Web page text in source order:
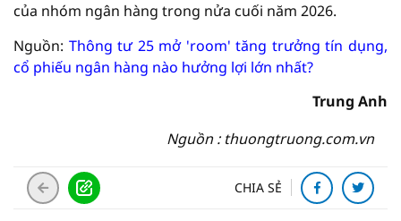
của nhóm ngân hàng trong nửa cuối năm 2026.
Nguồn: Thông tư 25 mở 'room' tăng trưởng tín dụng,
cổ phiếu ngân hàng nào hưởng lợi lớn nhất?
Trung Anh
Nguồn : thuongtruong.com.vn
CHIA SẺ